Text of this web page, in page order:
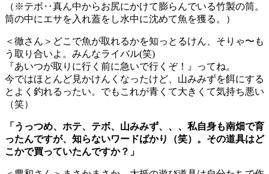
（※テボ‥真ん中からお尻にかけて膨らんでいる竹製の筒。
筒の中にエサを入れ蓋をし水中に沈めて魚を獲る。）
＜徹さん＞どこで魚が取れるかを知っとるけん、そりゃ〜も
う取り合いよ。みんなライバル(笑)
『あいつが取りに行く前に急いで行くぞ！』ってね。
今ではほとんど見かけんくなったけど、山みみずを餌にする
とよく釣れるったい。でもこれが青くて大きくて気持ち悪い
（笑）
「うっつめ、ホテ、テボ、山みみず、、、私自身も南畑で育
ったんですが、知らないワードばかり（笑）。その道具はど
こかで買っていたんですか？」